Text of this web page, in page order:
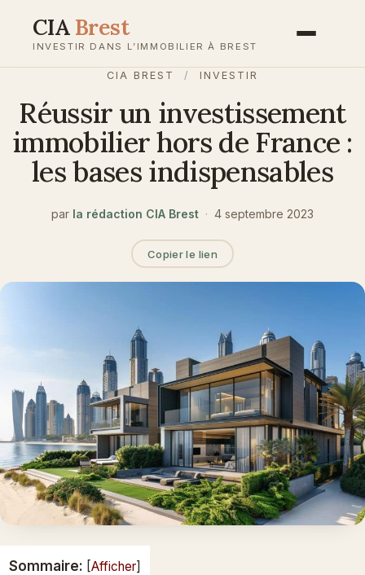
CIA Brest
INVESTIR DANS L’IMMOBILIER À BREST
CIA BREST / INVESTIR
Réussir un investissement
immobilier hors de France :
les bases indispensables
par la rédaction CIA Brest · 4 septembre 2023
Copier le lien
Sommaire: [Afficher]